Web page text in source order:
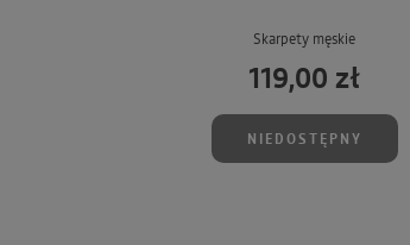
Skarpety męskie
119,00 zł
NIEDOSTĘPNY